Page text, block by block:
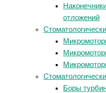
отложений
Боры